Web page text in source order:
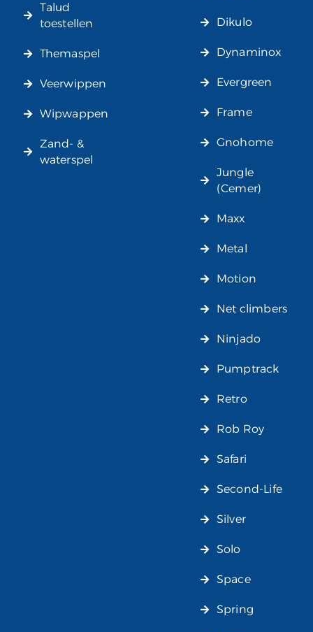
Talud
toestellen
Themaspel
Veerwippen
Wipwappen
Zand- &
waterspel
Dikulo
Dynaminox
Evergreen
Frame
Gnohome
Jungle
(Cemer)
Maxx
Metal
Motion
Net climbers
Ninjado
Pumptrack
Retro
Rob Roy
Safari
Second-Life
Silver
Solo
Space
Spring